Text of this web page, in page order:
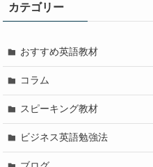
カテゴリー
おすすめ英語教材
コラム
スピーキング教材
ビジネス英語勉強法